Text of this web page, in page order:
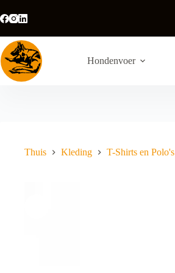
naar
de
inhoud
Hondenvoer
Thuis Kleding T-Shirts en Polo's